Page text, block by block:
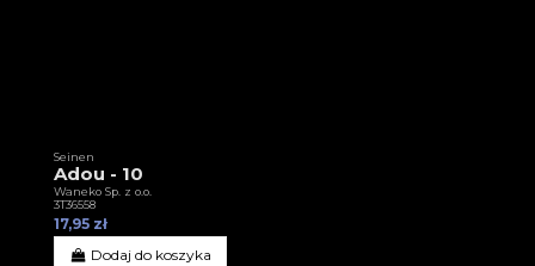
Seinen
Adou - 10
Waneko Sp. z o.o.
3T36558
17,95 zł
Dodaj do koszyka